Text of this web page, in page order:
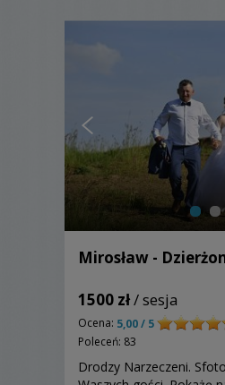
Mirosław -
1500 zł/ sesja
Ocena: 5,00 / 5
Poleceń: 83
Drodzy Narzeczeni.